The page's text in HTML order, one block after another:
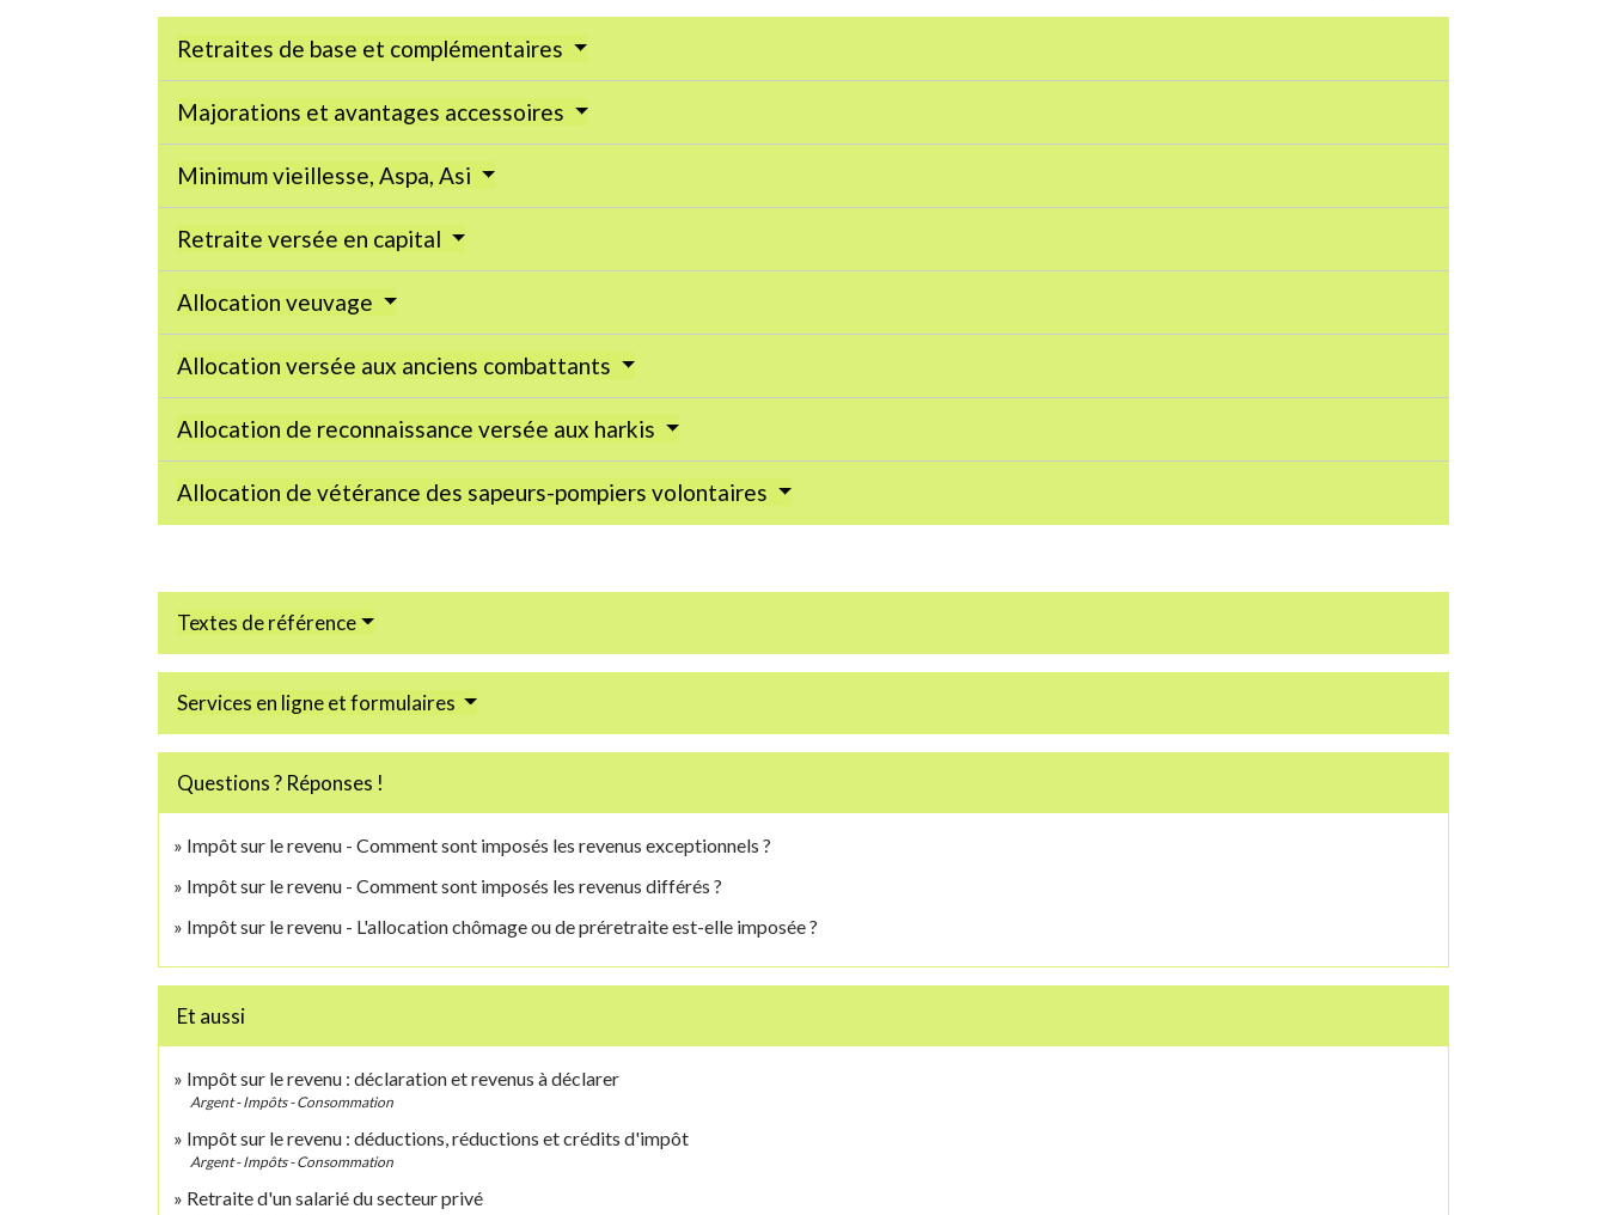
Retraites de base et complémentaires
Majorations et avantages accessoires
Minimum vieillesse, Aspa, Asi
Retraite versée en capital
Allocation veuvage
Allocation versée aux anciens combattants
Allocation de reconnaissance versée aux harkis
Allocation de vétérance des sapeurs-pompiers volontaires
Textes de référence
Services en ligne et formulaires
Questions ? Réponses !
Impôt sur le revenu - Comment sont imposés les revenus exceptionnels ?
Impôt sur le revenu - Comment sont imposés les revenus différés ?
Impôt sur le revenu - L'allocation chômage ou de préretraite est-elle imposée ?
Et aussi
Impôt sur le revenu : déclaration et revenus à déclarer
Argent - Impôts - Consommation
Impôt sur le revenu : déductions, réductions et crédits d'impôt
Argent - Impôts - Consommation
Retraite d'un salarié du secteur privé